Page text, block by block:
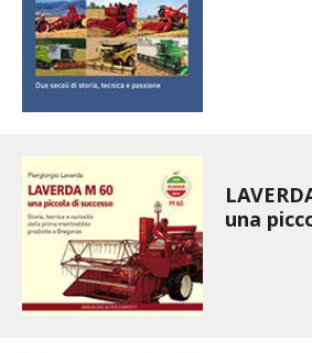
PICCOLO POLLAIO
STORIE DEI LETTORI
CONSERVE DELL’ORTO
FACEM
STIHL
una